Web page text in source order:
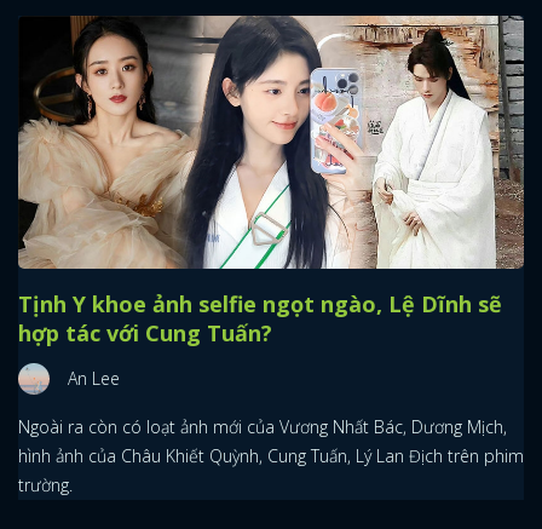
Tịnh Y khoe ảnh selfie ngọt ngào, Lệ Dĩnh sẽ
hợp tác với Cung Tuấn?
An Lee
Ngoài ra còn có loạt ảnh mới của Vương Nhất Bác, Dương Mịch,
hình ảnh của Châu Khiết Quỳnh, Cung Tuấn, Lý Lan Địch trên phim
trường.